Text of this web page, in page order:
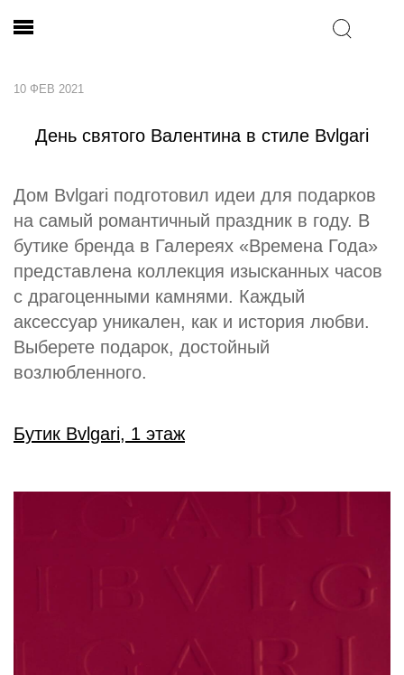
10 ФЕВ 2021
День святого Валентина в стиле Bvlgari
Дом Bvlgari подготовил идеи для подарков
на самый романтичный праздник в году. В
бутике бренда в Галереях «Времена Года»
представлена коллекция изысканных часов
с драгоценными камнями. Каждый
аксессуар уникален, как и история любви.
Выберете подарок, достойный
возлюбленного.
Бутик Bvlgari, 1 этаж